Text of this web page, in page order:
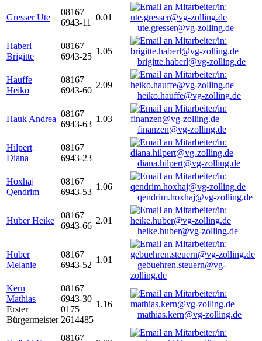
Gresser Ute
08167
6943-11
0.01
ute.gresser@vg-zolling.de
Haberl
Brigitte
08167
6943-25
1.05
brigitte.haberl@vg-zolling.de
Hauffe
Heiko
08167
6943-60
2.09
heiko.hauffe@vg-zolling.de
Hauk Andrea
08167
6943-63
1.03
finanzen@vg-zolling.de
Hilpert
Diana
08167
6943-23
diana.hilpert@vg-zolling.de
Hoxhaj
Qendrim
08167
6943-53
1.06
qendrim.hoxhaj@vg-zolling.de
Huber Heike
08167
6943-66
2.01
heike.huber@vg-zolling.de
Huber
Melanie
08167
6943-52
1.01
gebuehren.steuern@vg-
zolling.de
Kern
Mathias
Erster
Bürgermeister
08167
6943-30
0175
2614485
1.16
mathias.kern@vg-zolling.de
08167